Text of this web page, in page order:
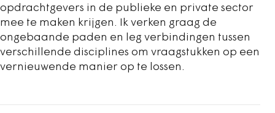
opdrachtgevers in de publieke en private sector
mee te maken krijgen. Ik verken graag de
ongebaande paden en leg verbindingen tussen
verschillende disciplines om vraagstukken op een
vernieuwende manier op te lossen.